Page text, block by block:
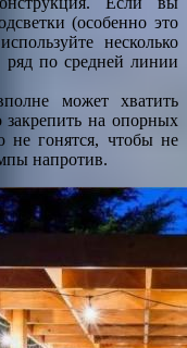
(особенно это
несколько
ряд по средней линии
может хватить
закрепить на опорных
не гонятся, чтобы не
напротив.